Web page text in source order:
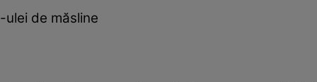
-ulei de măsline